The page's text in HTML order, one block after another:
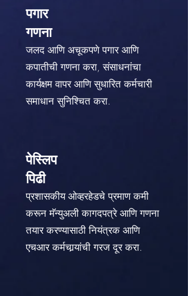
पगार
गणना
जलद आणि अचूकपणे पगार आणि
कपातीची गणना करा, संसाधनांचा
कार्यक्षम वापर आणि सुधारित कर्मचारी
समाधान सुनिश्चित करा.
पेस्लिप
पिढी
प्रशासकीय ओव्हरहेडचे प्रमाण कमी
करून मॅन्युअली कागदपत्रे आणि गणना
तयार करण्यासाठी नियंत्रक आणि
एचआर कर्मचार्‍यांची गरज दूर करा.